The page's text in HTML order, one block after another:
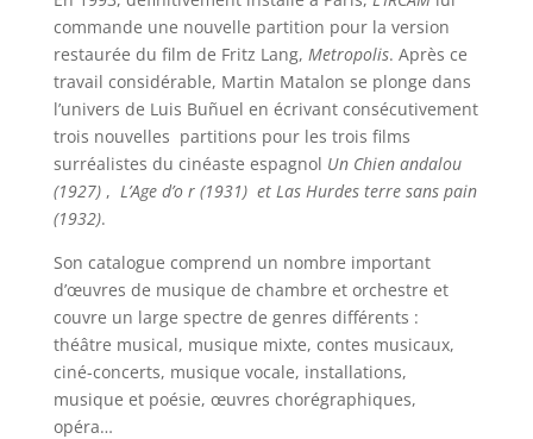
commande une nouvelle partition pour la version
restaurée du film de Fritz Lang, Metropolis. Après ce
travail considérable, Martin Matalon se plonge dans
l’univers de Luis Buñuel en écrivant consécutivement
trois nouvelles partitions pour les trois films
surréalistes du cinéaste espagnol Un Chien andalou
(1927), L’Age d’o r (1931) et Las Hurdes terre sans pain
(1932).
Son catalogue comprend un nombre important
d’œuvres de musique de chambre et orchestre et
couvre un large spectre de genres différents :
théâtre musical, musique mixte, contes musicaux,
ciné-concerts, musique vocale, installations,
musique et poésie, œuvres chorégraphiques,
opéra…